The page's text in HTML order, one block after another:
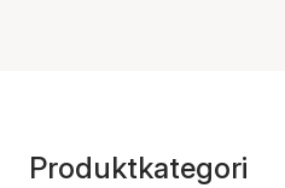
Produktkategori